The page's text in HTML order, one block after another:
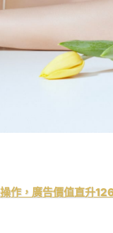
作，廣告價值直升